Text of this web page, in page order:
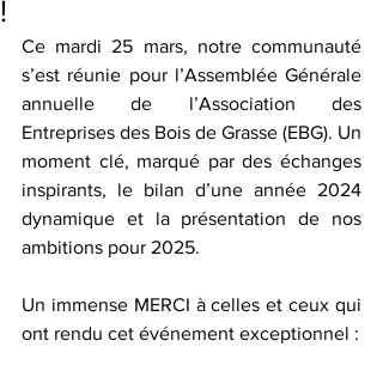
!
Ce mardi 25 mars, notre communauté
s’est réunie pour l’Assemblée Générale
annuelle de l’Association des
Entreprises des Bois de Grasse (EBG). Un
moment clé, marqué par des échanges
inspirants, le bilan d’une année 2024
dynamique et la présentation de nos
ambitions pour 2025.
Un immense MERCI à celles et ceux qui
ont rendu cet événement exceptionnel :